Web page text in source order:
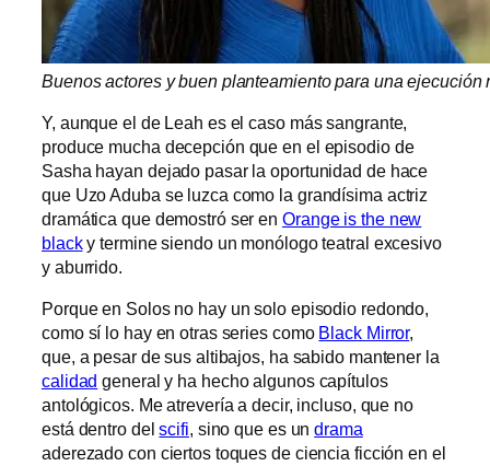
Buenos actores y buen planteamiento para una ejecución
Y, aunque el de Leah es el caso más sangrante,
produce mucha decepción que en el episodio de
Sasha hayan dejado pasar la oportunidad de hace
que Uzo Aduba se luzca como la grandísima actriz
dramática que demostró ser en Orange is the new
blacky termine siendo un monólogo teatral excesivo
y aburrido.
Porque en Solos no hay un solo episodio redondo,
como sí lo hay en otras series como Black Mirror,
que, a pesar de sus altibajos, ha sabido mantener la
calidad general y ha hecho algunos capítulos
antológicos. Me atrevería a decir, incluso, que no
está dentro delscifi, sino que es undrama
aderezado con ciertos toques de ciencia ficción en el